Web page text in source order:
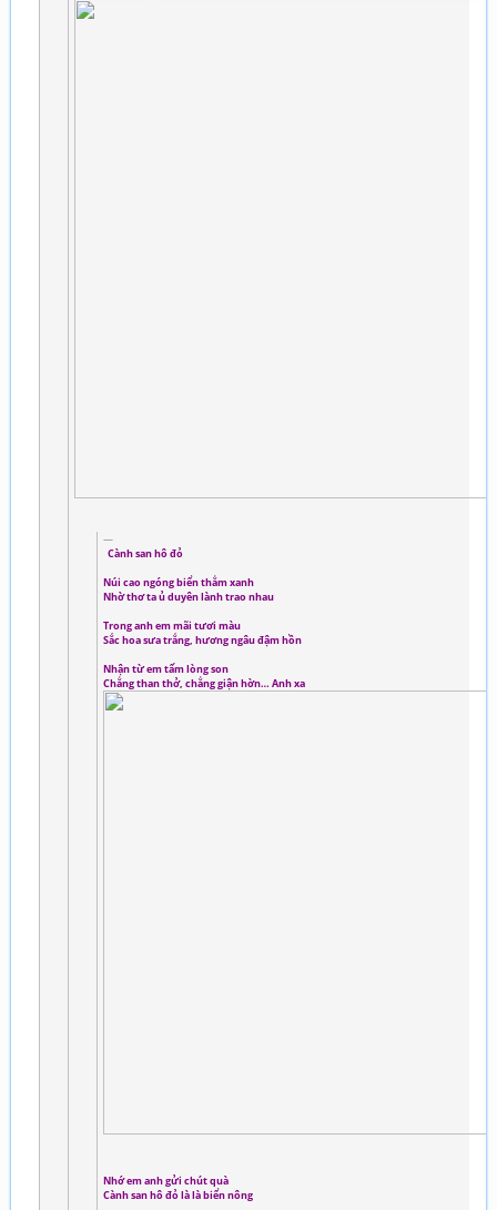
Cành san hô đỏ
Núi cao ngóng biển thẳm xanh
Nhờ thơ ta ủ duyên lành trao nhau
Trong anh em mãi tươi màu
Sắc hoa sưa trắng, hương ngâu đậm hồn
Nhận từ em tấm lòng son
Chẳng than thở, chẳng giận hờn… Anh xa
Nhớ em anh gửi chút quà
Cành san hô đỏ là là biển nông